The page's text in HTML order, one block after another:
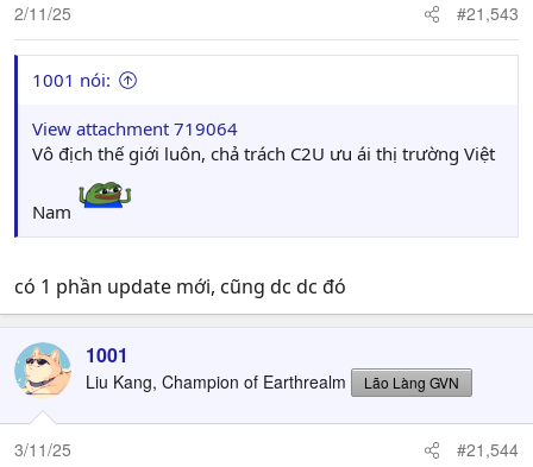
2/11/25 #21,543
1001 nói:
View attachment 719064
Vô địch thế giới luôn, chả trách C2U ưu ái thị trường Việt
Nam
có 1 phần update mới, cũng dc dc đó
1001
Liu Kang, Champion of Earthrealm Lão Làng GVN
3/11/25 #21,544